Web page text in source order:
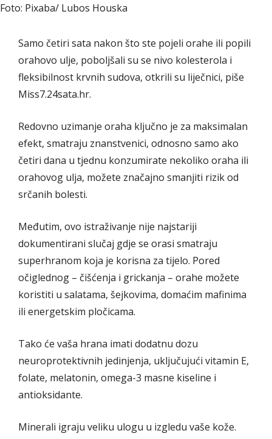
Foto: Pixaba/ Lubos Houska
Samo četiri sata nakon što ste pojeli orahe ili popili
orahovo ulje, poboljšali su se nivo kolesterola i
fleksibilnost krvnih sudova, otkrili su liječnici, piše
Miss7.24sata.hr.
Redovno uzimanje oraha ključno je za maksimalan
efekt, smatraju znanstvenici, odnosno samo ako
četiri dana u tjednu konzumirate nekoliko oraha ili
orahovog ulja, možete značajno smanjiti rizik od
srčanih bolesti.
Međutim, ovo istraživanje nije najstariji
dokumentirani slučaj gdje se orasi smatraju
superhranom koja je korisna za tijelo. Pored
očiglednog – čišćenja i grickanja – orahe možete
koristiti u salatama, šejkovima, domaćim mafinima
ili energetskim pločicama.
Tako će vaša hrana imati dodatnu dozu
neuroprotektivnih jedinjenja, uključujući vitamin E,
folate, melatonin, omega-3 masne kiseline i
antioksidante.
Minerali igraju veliku ulogu u izgledu vaše kože.